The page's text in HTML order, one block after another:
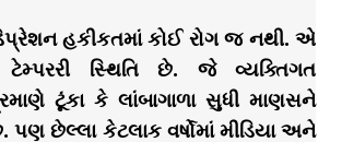
હકીકતમાં કોઈ રોગ જ નથી. એ
સ્થિતિ છે. જે વ્યક્તિગત
ટૂંકા કે લાંબાગાળા સુધી માણસને
છેલ્લા કેટલાક વર્ષોમાં મીડિયા અને